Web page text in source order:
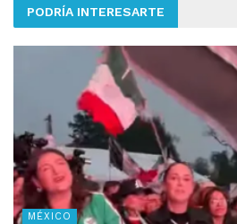
PODRÍA INTERESARTE
MÉXICO